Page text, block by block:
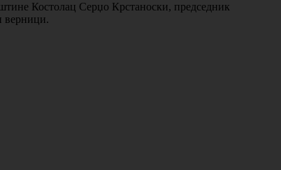
Костолац Серџо Крстаноски, председник
верници.